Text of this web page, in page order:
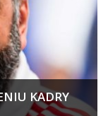
KADRY